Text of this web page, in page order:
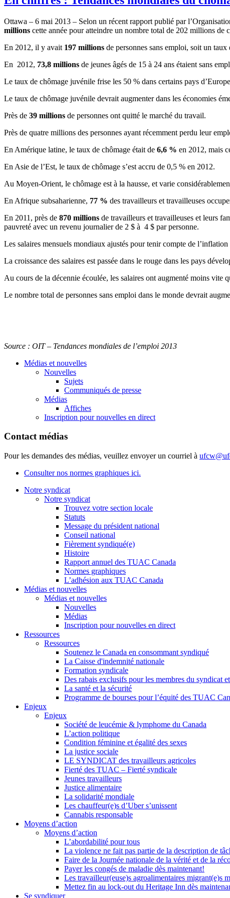
Ottawa – 6 mai 2013 – Selon un récent rapport publié par
millions cette année pouratteindre un nombre total de 202 millions de
En 2012, il y avait 197 millions de personnes sans emploi, soit un taux
En 2012, 73,8 millions de jeunes âgés de 15 à 24 ans étaient sans
Le taux de chômage juvénile frise les 50 % dans certains pays d’Europe
Le taux de chômage juvénile devrait augmenter dans les économies
Près de 39 millions de personnes ont quitté le marché du travail.
Près de quatre millions des personnes ayant récemment perdu leur
En Amérique latine, le taux de chômage était de 6,6 % en 2012, mais
En Asie de l’Est, le taux de chômage s’est accru de 0,5 % en 2012.
Au Moyen-Orient, le chômage est à la hausse, et varie
En Afrique subsaharienne, 77 % des travailleurs et travailleuses
En 2011, près de 870 millions de travailleurs et travailleuses et leurs
pauvreté avec un revenu journalierde 2 $ à 4 $ parpersonne.
Les salaires mensuels mondiaux ajustés pourtenir compte de l’inflation
La croissance des salaires est passée dans le rouge dans les pays
Au cours de la décennie écoulée, les salaires ont augmenté moins vite
Le nombre total de personnes sans emploi dans le monde devrait
Source : OIT– Tendances mondiales de l’emploi 2013
Médias et nouvelles
Nouvelles
Sujets
Communiqués de presse
Médias
Affiches
Inscription pour nouvelles en direct
Contact médias
Pour les demandes des médias, veuillez envoyer un courriel à
Consulter nos normes graphiques ici.
Notre syndicat
Notre syndicat
Trouvez votre section locale
Statuts
Message du président national
Conseil national
Fièrement syndiqué(e)
Histoire
Rapport annuel des TUAC Canada
Normes graphiques
L’adhésion aux TUAC Canada
Médias et nouvelles
Médias et nouvelles
Nouvelles
Médias
Inscription pour nouvelles en direct
Ressources
Ressources
Soutenez le Canada en consommant syndiqué
La Caisse d'indemnité nationale
Formation syndicale
Des rabais exclusifs pour les membres du syndicat
La santé et la sécurité
Programme de bourses pour l’équité des TUAC
Enjeux
Enjeux
Société de leucémie & lymphome du Canada
L’action politique
Condition féminine et égalité des sexes
La justice sociale
LE SYNDICAT des travailleurs agricoles
Fierté des TUAC – Fierté syndicale
Jeunes travailleurs
Justice alimentaire
La solidarité mondiale
Les chauffeur(e)s d’Uber s’unissent
Cannabis responsable
Moyens d’action
Moyens d’action
L’abordabilité pour tous
La violence ne fait pas partie de la description de
Faire de la Journée nationale de la vérité et de la
Payer les congés de maladie dès maintenant!
Les travailleur(euse)s agroalimentaires migrant(e)s
Mettez fin au lock-out du Heritage Inn dès
Se syndiquer